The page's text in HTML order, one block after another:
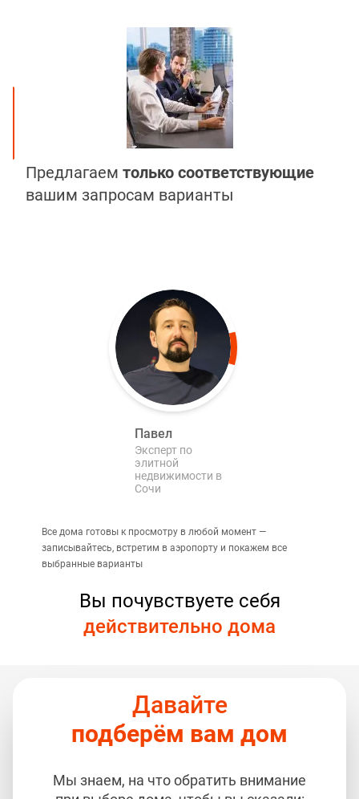
Предлагаем только соответствующие
вашим запросам варианты
Павел
Эксперт по
элитной
недвижимости в
Сочи
Все дома готовы к просмотру в любой момент —
записывайтесь, встретим в аэропорту и покажем все
выбранные варианты
Вы почувствуете себя
действительно дома
Давайте
подберём вам дом
Мы знаем, на что обратить внимание